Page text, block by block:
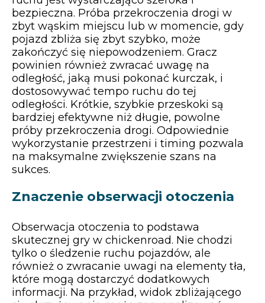
bezpieczna. Próba przekroczenia drogi w
zbyt wąskim miejscu lub w momencie, gdy
pojazd zbliża się zbyt szybko, może
zakończyć się niepowodzeniem. Gracz
powinien również zwracać uwagę na
odległość, jaką musi pokonać kurczak, i
dostosowywać tempo ruchu do tej
odległości. Krótkie, szybkie przeskoki są
bardziej efektywne niż długie, powolne
próby przekroczenia drogi. Odpowiednie
wykorzystanie przestrzeni i timing pozwala
na maksymalne zwiększenie szans na
sukces.
Znaczenie obserwacji otoczenia
Obserwacja otoczenia to podstawa
skutecznej gry w chickenroad. Nie chodzi
tylko o śledzenie ruchu pojazdów, ale
również o zwracanie uwagi na elementy tła,
które mogą dostarczyć dodatkowych
informacji. Na przykład, widok zbliżającego